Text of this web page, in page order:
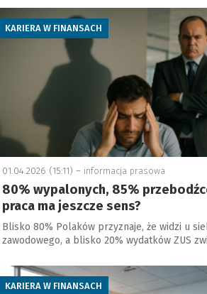
KARIERA W FINANSACH
01.04.2026 (15:11) – informacja prasowa
80% wypalonych, 85%
praca ma jeszcze sens?
Blisko 80% Polaków przyznaje, że widzi u
zawodowego, a blisko 20% wydatków ZUS
KARIERA W FINANSACH